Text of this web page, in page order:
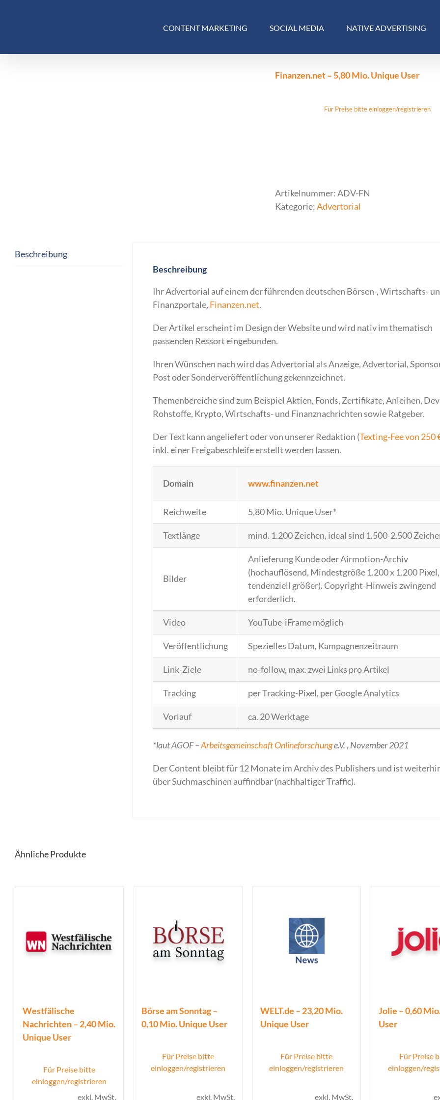
CONTENT MARKETING SOCIAL MEDIA NATIVE ADVERTISING
Finanzen.net – 5,80 Mio. Unique User
Für Preise bitte einloggen/registrieren
Artikelnummer:ADV-FN
Kategorie:Advertorial
Beschreibung
Beschreibung
Ihr Advertorial auf einem der führenden deutschen Börsen-, Wirtschafts-
Finanzportale, Finanzen.net.
Der Artikel erscheint im Design der Website und wird nativ im thematisch
passenden Ressort eingebunden.
Ihren Wünschen nach wird das Advertorial als Anzeige, Advertorial,
Post oder Sonderveröffentlichung gekennzeichnet.
Themenbereiche sind zum Beispiel Aktien, Fonds, Zertifikate, Anleihen,
Rohstoffe, Krypto, Wirtschafts- und Finanznachrichten sowie Ratgeber.
Der Text kann angeliefert oder von unserer Redaktion (Texting-Fee von 250
inkl. einer Freigabeschleife erstellt werden lassen.
Domain www.finanzen.net
Reichweite 5,80 Mio. Unique User*
Textlänge mind. 1.200 Zeichen, ideal sind 1.500-2.500
Bilder
Anlieferung Kunde oder Airmotion-Archiv
(hochauflösend, Mindestgröße 1.200 x 1.200 Pixel,
tendenziell größer). Copyright-Hinweis zwingend
erforderlich.
Video YouTube-iFrame möglich
Veröffentlichung Spezielles Datum, Kampagnenzeitraum
Link-Ziele no-follow, max. zwei Links pro Artikel
Tracking per Tracking-Pixel, per Google Analytics
Vorlauf ca. 20 Werktage
*laut AGOF –Arbeitsgemeinschaft Onlineforschunge.V. , November 2021
Der Content bleibt für 12 Monate im Archiv des Publishers und ist
über Suchmaschinen auffindbar (nachhaltiger Traffic).
Ähnliche Produkte
Westfälische
Nachrichten – 2,40 Mio.
Unique User
Für Preise bitte
einloggen/registrieren
exkl. MwSt.
Börse am Sonntag –
0,10 Mio. Unique User
Für Preise bitte
einloggen/registrieren
exkl. MwSt.
WELT.de – 23,20 Mio.
Unique User
Für Preise bitte
einloggen/registrieren
exkl. MwSt.
Jolie – 0,60
User
Für Preise
einloggen/